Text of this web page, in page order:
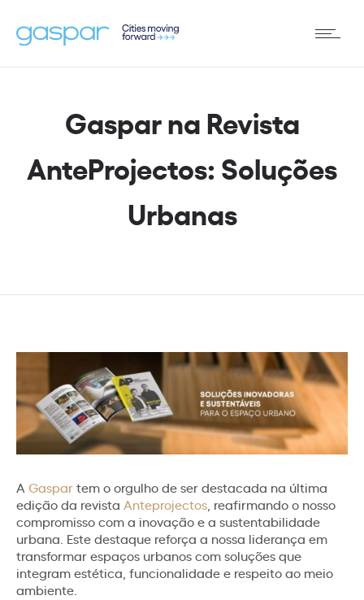
Gaspar na Revista
AnteProjectos: Soluções
Urbanas
AGaspartem o orgulho de ser destacada na última
edição da revista Anteprojectos, reafirmando o nosso
compromisso com a inovação e a sustentabilidade
urbana. Este destaque reforça a nossa liderança em
transformar espaços urbanos com soluções que
integram estética, funcionalidade e respeito ao meio
ambiente.